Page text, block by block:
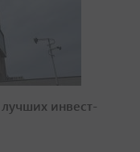
инвест-